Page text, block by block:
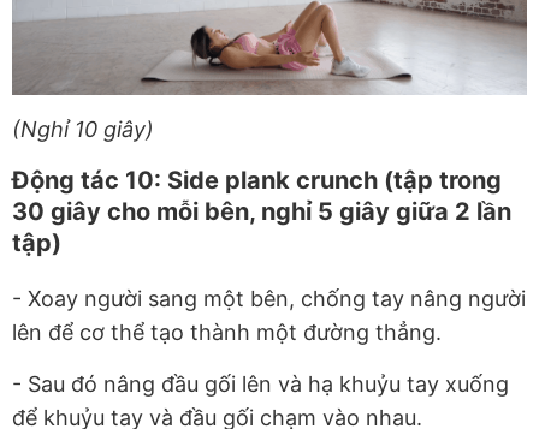
(Nghỉ 10 giây)
Động tác 10: Side plank crunch (tập trong
30 giây cho mỗi bên, nghỉ 5 giây giữa 2 lần
tập)
- Xoay người sang một bên, chống tay nâng người
lên để cơ thể tạo thành một đường thẳng.
- Sau đó nâng đầu gối lên và hạ khuỷu tay xuống
để khuỷu tay và đầu gối chạm vào nhau.